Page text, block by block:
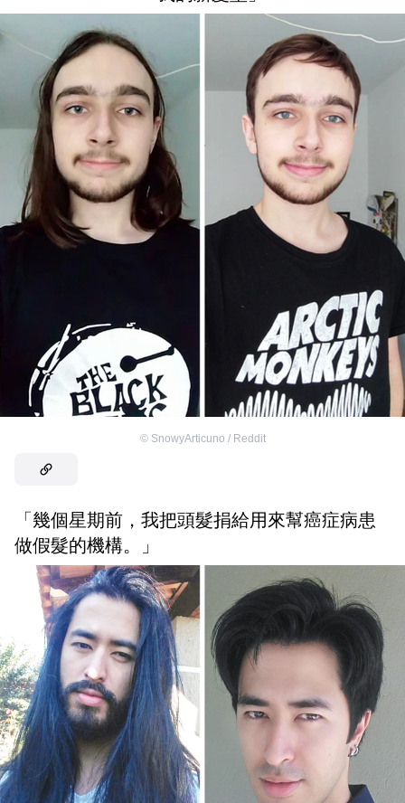
© SnowyArticuno / Reddit
「幾個星期前，我把頭髮捐給用來幫癌症病患
做假髮的機構。」